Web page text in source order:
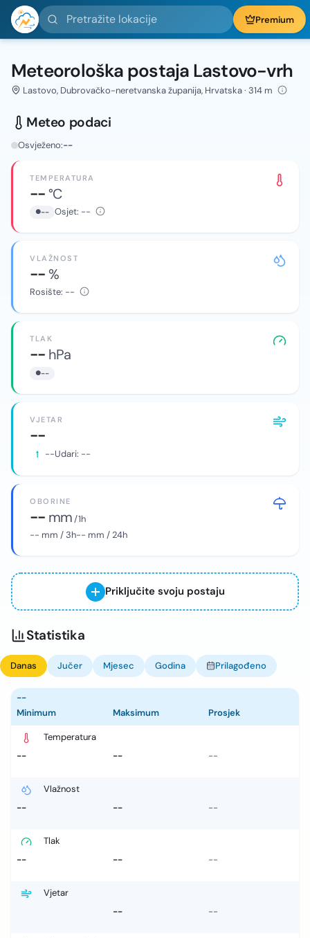
Pretražite lokacije Premium
Meteorološka postaja Lastovo-vrh
Lastovo, Dubrovačko-neretvanska županija, Hrvatska · 314 m
Meteo podaci
Osvježeno:--
TEMPERATURA
--°C
-- Osjet: --
VLAŽNOST
--%
Rosište: --
TLAK
-- hPa
--
VJETAR
--
--Udari: --
OBORINE
-- mm/ 1h
-- mm / 3h-- mm / 24h
Priključite svoju postaju
Statistika
Danas Jučer Mjesec Godina Prilagođeno
--
Minimum
Maksimum Prosjek
Temperatura
--
-- --
Vlažnost
--
-- --
Tlak
--
-- --
Vjetar
--
--